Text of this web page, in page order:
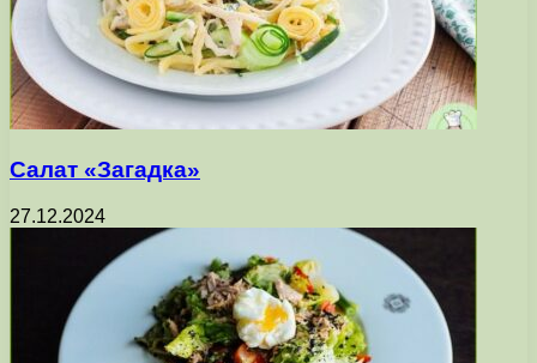
Салат «Загадка»
27.12.2024